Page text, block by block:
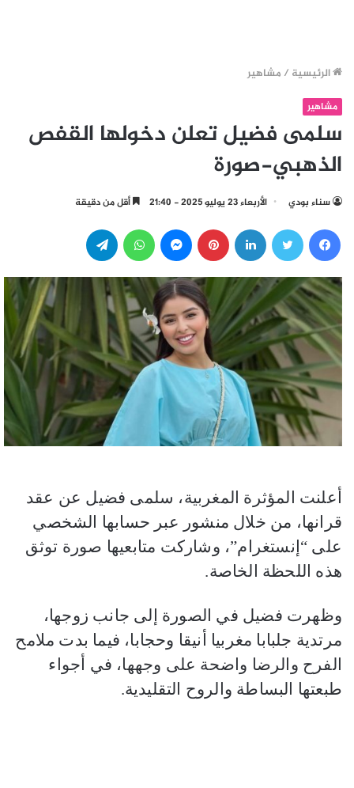
الرئيسية / مشاهير
مشاهير
سلمى فضيل تعلن دخولها القفص
الذهبي-صورة
سناء بودي الأربعاء 23 يوليو 2025 - 21:40 أقل من دقيقة
أعلنت المؤثرة المغربية، سلمى فضيل عن عقد
قرانها، من خلال منشور عبر حسابها الشخصي
على “إنستغرام”، وشاركت متابعيها صورة توثق
هذه اللحظة الخاصة.
وظهرت فضيل في الصورة إلى جانب زوجها،
مرتدية جلبابا مغربيا أنيقا وحجابا، فيما بدت ملامح
الفرح والرضا واضحة على وجهها، في أجواء
طبعتها البساطة والروح التقليدية.